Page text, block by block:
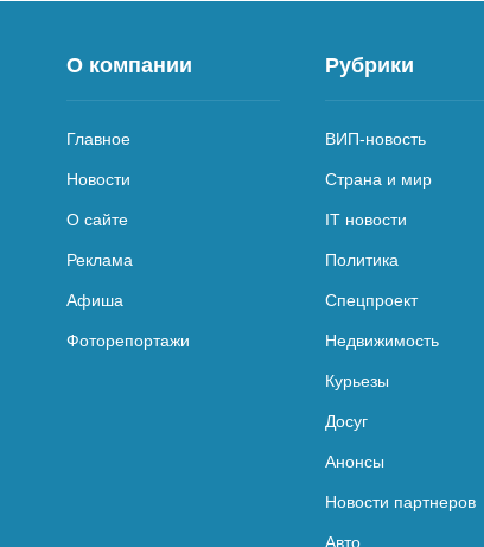
О компании
Главное
Новости
О сайте
Реклама
Афиша
Фоторепортажи
Рубрики
ВИП-новость
Страна и мир
IT новости
Политика
Спецпроект
Недвижимость
Курьезы
Досуг
Анонсы
Новости партнеров
Авто